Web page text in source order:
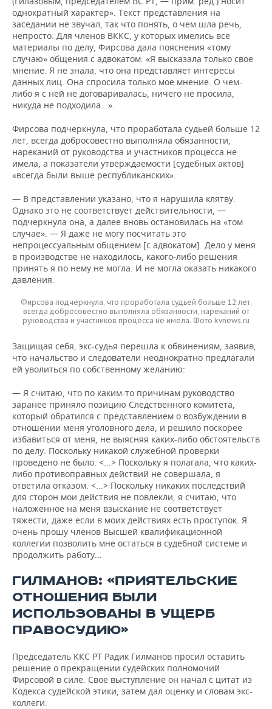
однократный характер». Текст представления на
заседании не звучал, так что понять, о чем шла речь,
непросто. Для членов ВККС, у которых имелись все
материалы по делу, Фирсова дала пояснения «тому
случаю» общения с адвокатом: «Я высказала только свое
мнение. Я не знала, что она представляет интересы
данных лиц. Она спросила только мое мнение. О чем-
либо я с ней не договаривалась, ничего не просила,
никуда не подходила...».
Фирсова подчеркнула, что проработала судьей больше 12
лет, всегда добросовестно выполняла обязанности,
нареканий от руководства и участников процесса не
имела, а показатели утверждаемости [судебных актов]
«всегда были выше республиканских».
— В представлении указано, что я нарушила клятву.
Однако это не соответствует действительности, —
подчеркнула она, а далее вновь остановилась на «том
случае». — Я даже не могу посчитать это
непроцессуальным общением [c адвокатом]. Дело у меня
в производстве не находилось, какого-либо решения
принять я по нему не могла. И не могла оказать никакого
давления.
Фирсова подчеркнула, что проработала судьей больше 12 лет,
всегда добросовестно выполняла обязанности, нареканий от
руководства и участников процесса не имела. Фото kvnews.ru
Защищая себя, экс-судья перешла к обвинениям, заявив,
что начальство и следователи неоднократно предлагали
ей уволиться по собственному желанию:
— Я считаю, что по каким-то причинам руководство
заранее приняло позицию Следственного комитета,
который обратился с представлением о возбуждении в
отношении меня уголовного дела, и решило поскорее
избавиться от меня, не выясняя каких-либо обстоятельств
по делу. Поскольку никакой служебной проверки
проведено не было. <...> Поскольку я полагала, что каких-
либо противоправных действий не совершала, я
ответила отказом. <...> Поскольку никаких последствий
для сторон мои действия не повлекли, я считаю, что
наложенное на меня взыскание не соответствует
тяжести, даже если в моих действиях есть проступок. Я
очень прошу членов Высшей квалификационной
коллегии позволить мне остаться в судебной системе и
продолжить работу…
ГИЛМАНОВ: «ПРИЯТЕЛЬСКИЕ
ОТНОШЕНИЯ БЫЛИ
ИСПОЛЬЗОВАНЫ В УЩЕРБ
ПРАВОСУДИЮ»
Председатель ККС РТ Радик Гилманов просил оставить
решение о прекращении судейских полномочий
Фирсовой в силе. Свое выступление он начал с цитат из
Кодекса судейской этики, затем дал оценку и словам экс-
коллеги: